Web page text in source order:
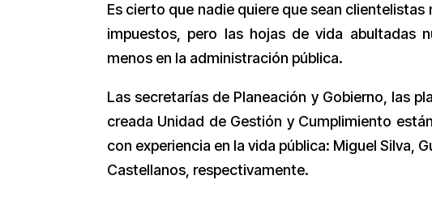
Es cierto que nadie quiere que sean
impuestos, pero las hojas de vida abultadas
menos en la administración pública.
Las secretarías de Planeación y Gobierno, las
creada Unidad de Gestión y Cumplimiento
con experiencia en la vida pública: Miguel Silva,
Castellanos, respectivamente.